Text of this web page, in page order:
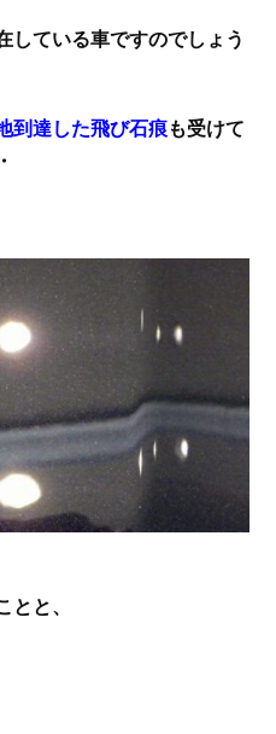
している車ですのでしょう
到達した飛び石痕も受けて
とと、